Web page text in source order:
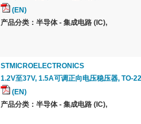
(EN)
产品分类：半导体 - 集成电路 (IC),
STMICROELECTRONICS
1.2V至37V, 1.5A可调正向电压稳压器, TO-
(EN)
产品分类：半导体 - 集成电路 (IC),